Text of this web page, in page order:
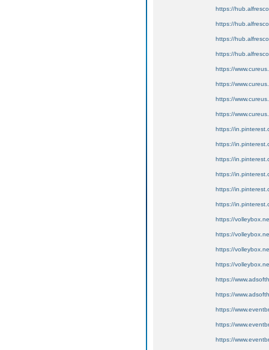
https://
https://
https://
https://
https://
https://
https://
https://
https://
https://
https://
https://
https://
https://
https://
https://
https://
https://
https://
https://
https://
https://
https://